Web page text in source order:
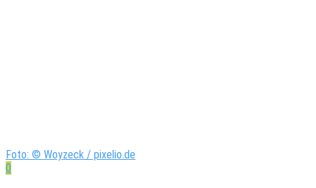
Foto: © Woyzeck / pixelio.de
0